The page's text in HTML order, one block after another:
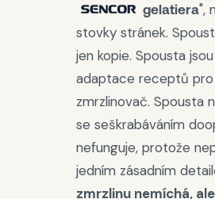
gelatiera",
stovky stránek.
jen kopie. Spousta
adaptace receptů pro
zmrzlinovač. Spousta
se seškrabáváním
nefunguje, protože
jedním zásadním
zmrzlinu nemíchá, ale